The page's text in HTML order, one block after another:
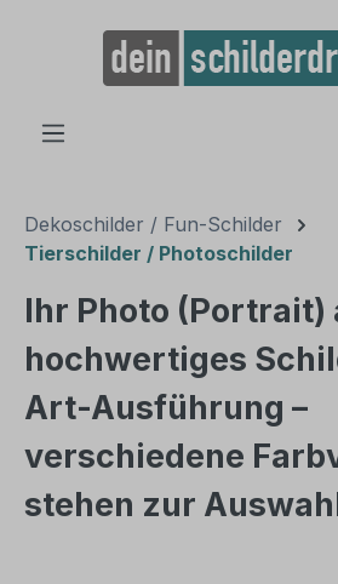
springen
Dekoschilder / Fun-Schilder
Tierschilder / Photoschilder
Ihr Photo (Portrait)
hochwertiges
Art-Ausführung –
verschiedene
stehen zur